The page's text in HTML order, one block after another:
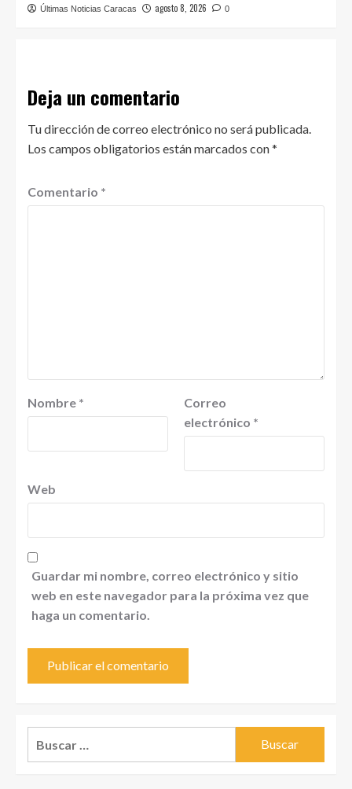
Últimas Noticias Caracas agosto 8, 2026 0
Deja un comentario
Tu dirección de correo electrónico no será publicada.
Los campos obligatorios están marcados con*
Comentario *
Nombre *
Correo
electrónico *
Web
Guardar mi nombre, correo electrónico y sitio
web en este navegador para la próxima vez que
haga un comentario.